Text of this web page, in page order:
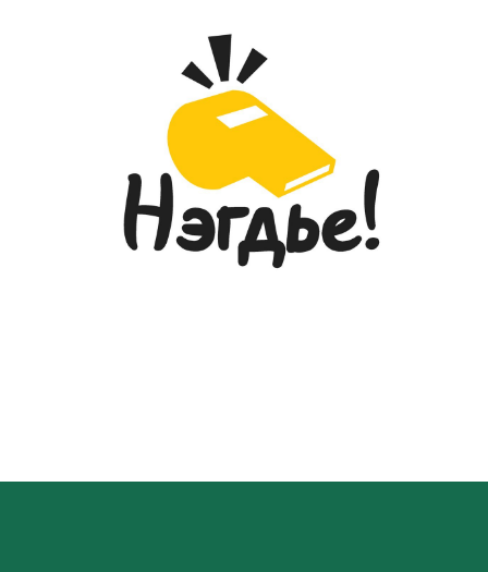
ТЭМЦЭЭН”-ЭЭР ШИЛДГҮҮДЭЭ
ТОДРУУЛЛАА...
2026-05-27
“УЛААНБААТАР МАРАФОН-2026”
ОЛОН УЛСЫН ГҮЙЛТИЙН ТЭМЦЭЭНД
ГССҮТ-ИЙН ЭМЧ, МЭРГЭЖИЛТНҮҮД
АМЖИЛТТАЙ ОРОЛЦЛОО...
2026-05-26
ГЭМТЭЛ СОГОГ СУДЛАЛЫН
ҮНДЭСНИЙ ТӨВИЙН ДЭРГЭДЭХ